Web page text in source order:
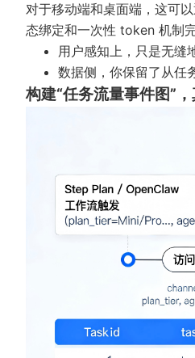
对于移动端和桌面端，这可
态绑定和一次性 token 机制
用户感知上，只是无缝
数据侧，你保留了从任
构建“任务流量事件图”